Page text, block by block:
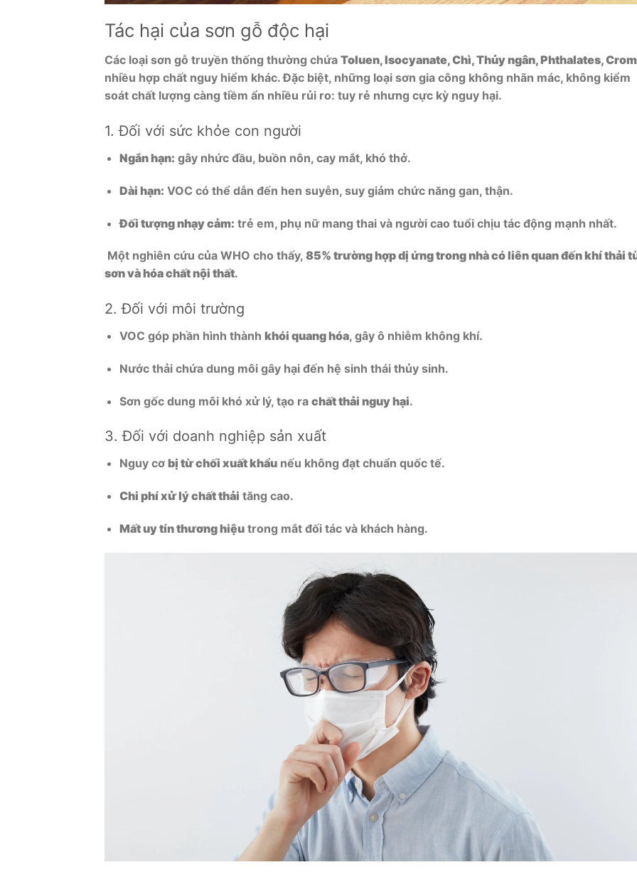
Tác hại của sơn gỗ độc hại
Các loại sơn gỗ truyền thống thường chứa Toluen, Isocyanate, Chì, Thủy ngân, Phthalates, Crom
nhiều hợp chất nguy hiểm khác. Đặc biệt, những loại sơn gia công không nhãn mác, không kiểm
soát chất lượng càng tiềm ẩn nhiều rủi ro: tuy rẻ nhưng cực kỳ nguy hại.
1. Đối với sức khỏe con người
Ngắn hạn: gây nhức đầu, buồn nôn, cay mắt, khó thở.
Dài hạn: VOC có thể dẫn đến hen suyễn, suy giảm chức năng gan, thận.
Đối tượng nhạy cảm: trẻ em, phụ nữ mang thai và người cao tuổi chịu tác động mạnh nhất.
Một nghiên cứu của WHO cho thấy, 85% trường hợp dị ứng trong nhà có liên quan đến khí thải
sơn và hóa chất nội thất.
2. Đối với môi trường
VOC góp phần hình thành khói quang hóa, gây ô nhiễm không khí.
Nước thải chứa dung môi gây hại đến hệ sinh thái thủy sinh.
Sơn gốc dung môi khó xử lý, tạo ra chất thải nguy hại.
3. Đối với doanh nghiệp sản xuất
Nguy cơ bị từ chối xuất khẩunếu không đạt chuẩn quốc tế.
Chi phí xử lý chất thải tăng cao.
Mất uy tín thương hiệutrong mắt đối tác và khách hàng.